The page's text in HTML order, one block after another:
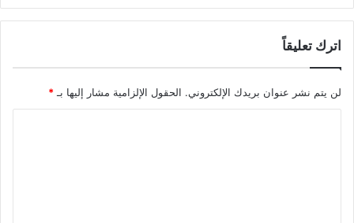
اترك تعليقاً
لن يتم نشر عنوان بريدك الإلكتروني. الحقول الإلزامية مشار إليها بـ*